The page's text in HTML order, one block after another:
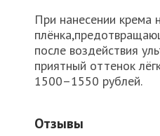
При нанесении крема
после воздействия
приятный оттенок
1500–1550 рублей.
Отзывы